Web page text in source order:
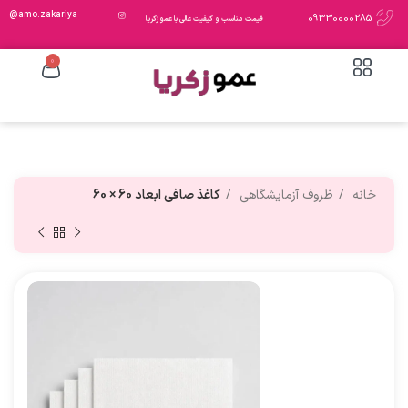
09330000285 قیمت مناسب و کیفیت عالی با عمو زکریا amo.zakariya@
0
خانه ظروف آزمایشگاهی کاغذ صافی ابعاد 60 × 60